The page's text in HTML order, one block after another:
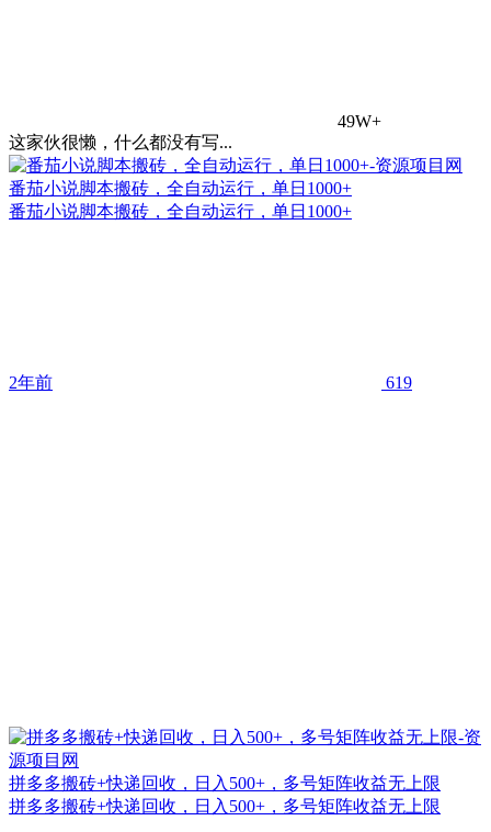
49W+
这家伙很懒，什么都没有写...
番茄小说脚本搬砖，全自动运行，单日1000+
番茄小说脚本搬砖，全自动运行，单日1000+
2年前 619
拼多多搬砖+快递回收，日入500+，多号矩阵收益无上限
拼多多搬砖+快递回收，日入500+，多号矩阵收益无上限